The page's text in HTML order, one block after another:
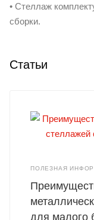
• Стеллаж
сборки.
Статьи
ПОЛЕЗНАЯ
для малого